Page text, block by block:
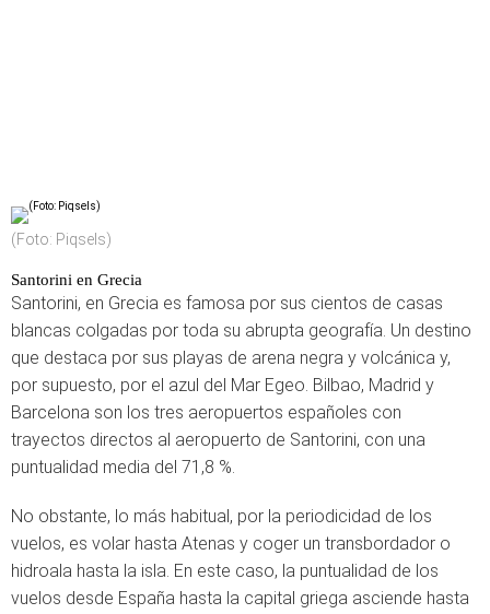
(Foto: Piqsels)
Santorini en Grecia
Santorini, en Grecia es famosa por sus cientos de casas
blancas colgadas por toda su abrupta geografía. Un destino
que destaca por sus playas de arena negra y volcánica y,
por supuesto, por el azul del Mar Egeo. Bilbao, Madrid y
Barcelona son los tres aeropuertos españoles con
trayectos directos al aeropuerto de Santorini, con una
puntualidad media del 71,8 %.
No obstante, lo más habitual, por la periodicidad de los
vuelos, es volar hasta Atenas y coger un transbordador o
hidroala hasta la isla. En este caso, la puntualidad de los
vuelos desde España hasta la capital griega asciende hasta